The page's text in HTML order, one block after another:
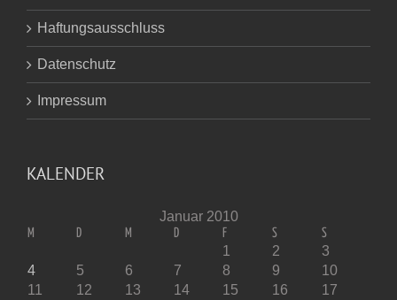
Haftungsausschluss
Datenschutz
Impressum
KALENDER
Januar 2010
M D M D F S S
1 2
3
4
5 6 7 8 9
10
11
12 13 14 15 16
17